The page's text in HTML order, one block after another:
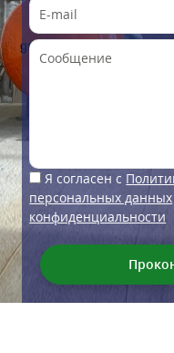
Я согласен с
персональных данных
конфиденциальности